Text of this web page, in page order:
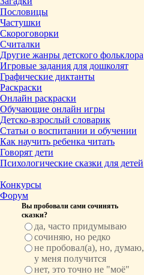
Пословицы
Частушки
Скороговорки
Считалки
Другие жанры детского фольклора
Игровые задания для дошколят
Графические диктанты
Раскраски
Онлайн раскраски
Обучающие онлайн игры
Детско-взрослый словарик
Статьи о воспитании и обучении
Как научить ребенка читать
Говорят дети
Психологические сказки для детей
Конкурсы
Форум
Вы пробовали сами сочинять
сказки?
да, часто придумываю
сочиняю, но редко
не пробовал(а), но, думаю,
у меня получится
нет, это точно не "моё"